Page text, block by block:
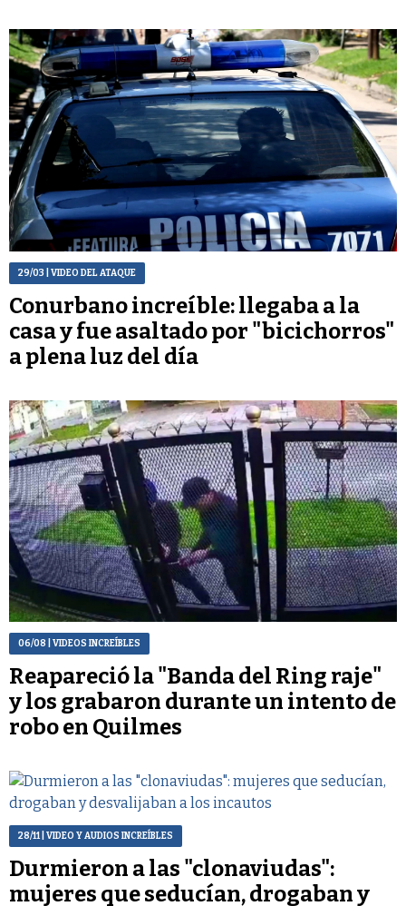
29/03 | VIDEO DEL ATAQUE
Conurbano increíble: llegaba a la
casa y fue asaltado por "bicichorros"
a plena luz del día
06/08 | VIDEOS INCREÍBLES
Reapareció la "Banda del Ring raje"
y los grabaron durante un intento de
robo en Quilmes
28/11| VIDEO Y AUDIOS INCREÍBLES
Durmieron a las "clonaviudas":
mujeres que seducían, drogaban y